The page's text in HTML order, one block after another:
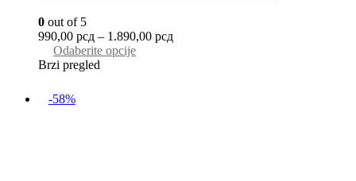
0 out of 5
990,00 рсд – 1.890,00 рсд
Odaberite opcije
Brzi pregled
-58%